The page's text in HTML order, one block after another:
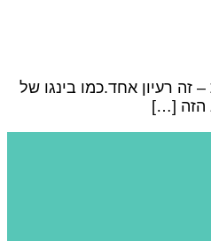
זה רעיון אחד.כמו בינגו של